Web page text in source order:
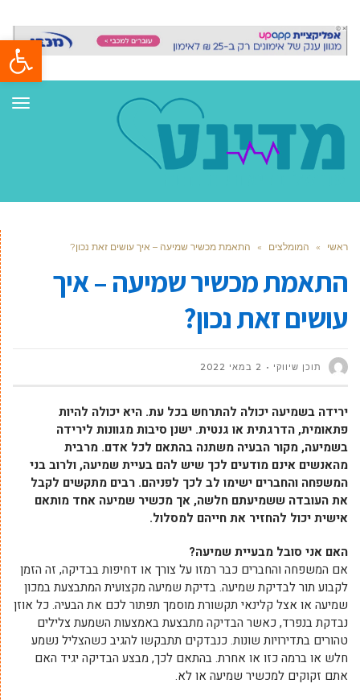
פתח
ראשי » המומלצים » התאמת מכשיר שמיעה – איך עושים זאת נכון?
התאמת מכשיר שמיעה – איך
עושים זאת נכון?
תוכן שיווקי 2 במאי 2022
ירידה בשמיעה יכולה להתרחש בכל עת. היא יכולה להיות
פתאומית,הדרגתית או גנטית. ישנן סיבות מגוונות לירידה
בשמיעה,מקור הבעיה משתנה בהתאם לכל אדם. מרבית
מהאנשים אינם מודעים לכך שיש להם בעיית שמיעה,ולרוב בני
המשפחה והחברים ישימו לב לכך לפניהם. רבים מתקשים לקבל
את העובדה ששמיעתם חלשה,אך מכשיר שמיעה אחד מותאם
אישית יכול להחזיר את חייהם למסלול.
האם אני סובל מבעיית שמיעה?
אם המשפחה והחברים כבר רמזו על צורך או דחיפות בבדיקה, זה הזמן
לקבוע תור לבדיקת שמיעה. בדיקת שמיעה מקצועית המתבצעת במכון
שמיעה או אצל קלינאי תקשורת מוסמך תפתור לכם את הבעיה. כל אוזן
נבדקת בנפרד, כאשר הבדיקה מתבצעת באמצעות השמעת צלילים
טהורים בתדירויות שונות. כנבדקים תתבקשו להגיב כשהצליל נשמע
חלש או ברמה כזו או אחרת. בהתאם לכך, מבצע הבדיקה יגיד האם
אתם זקוקים למכשיר שמיעה או לא.